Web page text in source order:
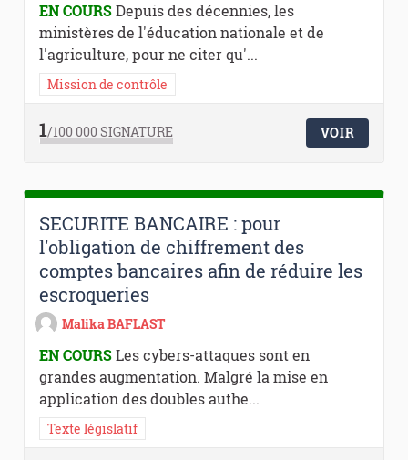
EN COURSDepuis des décennies, les
ministères de l'éducation nationale et de
l'agriculture, pour ne citer qu'...
Mission de contrôle
1/100 000SIGNATURE VOIR
SECURITE BANCAIRE : pour
l'obligation de chiffrement des
comptes bancaires afin de réduire les
escroqueries
Malika BAFLAST
EN COURSLes cybers-attaques sont en
grandes augmentation. Malgré la mise en
application des doubles authe...
Texte législatif